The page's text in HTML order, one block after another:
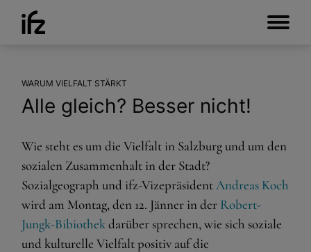
Alle gleich? Besser nicht!
WARUM VIELFALT STÄRKT
Wie steht es um die Vielfalt in Salzburg und um den
sozialen Zusammenhalt in der Stadt?
Sozialgeograph und ifz-VizepräsidentAndreas Koch
wird am Montag, den 12. Jänner in der Robert-
Jungk-Bibiothekdarüber sprechen, wie sich soziale
und kulturelle Vielfalt positiv auf die